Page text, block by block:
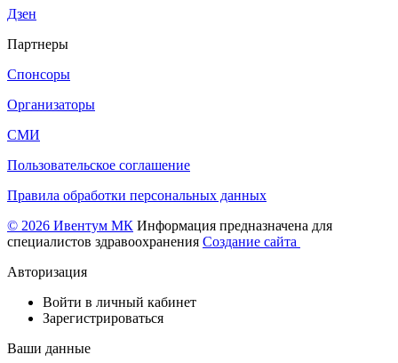
Дзен
Партнеры
Спонсоры
Организаторы
СМИ
Пользовательское соглашение
Правила обработки персональных данных
© 2026 Ивентум МК Информация предназначена для
специалистов здравоохранения Создание сайта
Авторизация
Войти в личный кабинет
Зарегистрироваться
Ваши данные